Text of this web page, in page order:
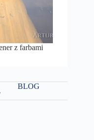
z farbami
BLOG